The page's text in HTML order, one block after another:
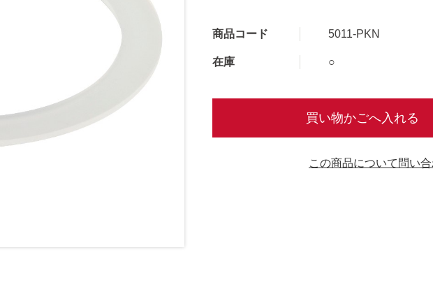
商品コード 5011-PKN
在庫 ○
買い物かごへ入れる
この商品について問い